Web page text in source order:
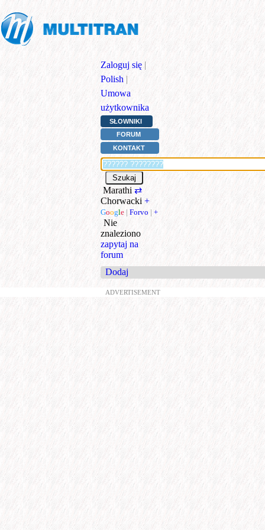
Zaloguj się |
Polish |
Umowa
użytkownika
SŁOWNIKI
FORUM
KONTAKT
Marathi ⇄
Chorwacki +
Google | Forvo | +
Nie
znaleziono
zapytaj na
forum
Dodaj
ADVERTISEMENT